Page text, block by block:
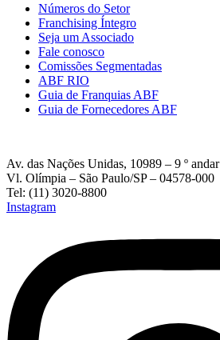
Números do Setor
Franchising Íntegro
Seja um Associado
Fale conosco
Comissões Segmentadas
ABF RIO
Guia de Franquias ABF
Guia de Fornecedores ABF
Av. das Nações Unidas, 10989 – 9 º andar
Vl. Olímpia – São Paulo/SP – 04578-000
Tel: (11) 3020-8800
Instagram